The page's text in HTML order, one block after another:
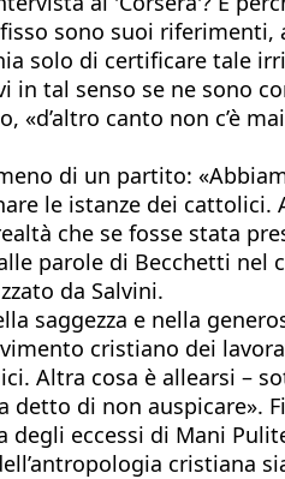
sono suoi riferimenti,
di certificare tale
in tal senso se ne sono
canto non c’è
di un partito:
le istanze dei cattolici.
che se fosse stata
parole di Becchetti nel
da Salvini.
saggezza e nella
cristiano dei
Altra cosa è allearsi –
di non auspicare».
eccessi di Mani
cristiana